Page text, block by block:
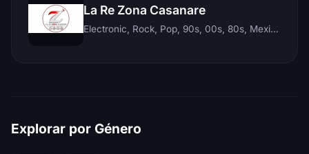
La Re Zona Casanare
Electronic, Rock, Pop, 90s, 00s, 80s, Mexican, Ranchera, Reggaeton, Instrumental, Salsa, Merengue, Tropical, Romantic, Vallenato, Llanera
Explorar por Género